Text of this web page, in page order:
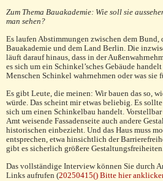
Zum Thema Bauakademie: Wie soll sie
man sehen?
Es laufen Abstimmungen zwischen dem Bund,
Bauakademie und dem Land Berlin. Die
läuft darauf hinaus, dass in der
es sich um ein Schinkel’sches Gebäude
Menschen Schinkel wahrnehmen oder was sie
Es gibt Leute, die meinen: Wir bauen das so,
würde. Das scheint mir etwas beliebig. Es
sich um einen Schinkelbau handelt.
Amt weisende Fassadenseite auch andere
historischen einbezieht. Und das Haus muss
entsprechen, etwa hinsichtlich der
gibt es sicherlich größere
Das vollständige Interview können Sie durch
Links aufrufen (20250415() Bitte hier